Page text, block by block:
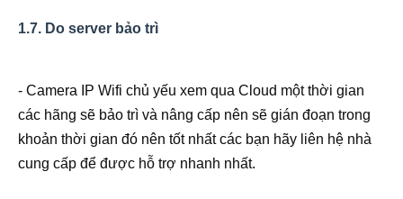
1.7. Do server bảo trì
- Camera IP Wifi chủ yếu xem qua Cloud một thời gian
các hãng sẽ bảo trì và nâng cấp nên sẽ gián đoạn trong
khoản thời gian đó nên tốt nhất các bạn hãy liên hệ nhà
cung cấp để được hỗ trợ nhanh nhất.